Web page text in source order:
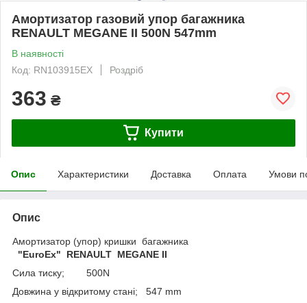
Амортизатор газовий упор багажника
RENAULT MEGANE II 500N 547mm
В наявності
Код: RN103915EX
Роздріб
363 ₴
Купити
Опис Характеристики Доставка Оплата Умови
Опис
Амортизатор (упор) кришки багажника
"EuroEx" RENAULT MEGANE II
Сила тиску; 500N
Довжина у відкритому стані; 547 mm